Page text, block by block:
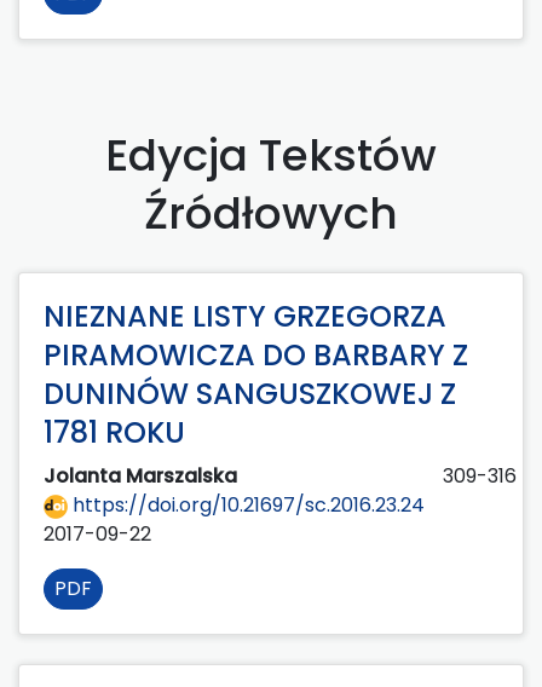
Edycja Tekstów
Źródłowych
NIEZNANE LISTY GRZEGORZA
PIRAMOWICZA DO BARBARY Z
DUNINÓW SANGUSZKOWEJ Z
1781 ROKU
Jolanta Marszalska
309-316
https://doi.org/10.21697/sc.2016.23.24
2017-09-22
PDF